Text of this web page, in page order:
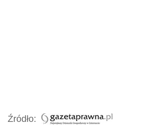
Źródło: